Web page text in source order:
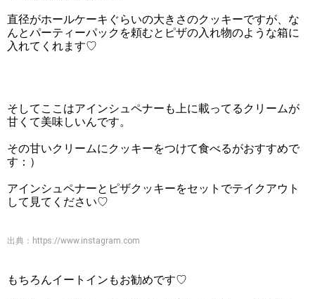
直径がホールケーキぐらいの大きさのクッキーですが、な
んとパーティーパックを頼むとピザの入れ物のような箱に
入れてくれます♡
そしてここはアインシュペナーも上に載ってるクリームが
甘くて美味しいんです。
その甘いクリームにクッキーをつけて食べるがおすすめで
す：）
アインシュペナーとピザクッキーをセットでテイクアウト
して見てください♡
出典： https://www.instagram.com
もちろんイートインもお勧めです♡